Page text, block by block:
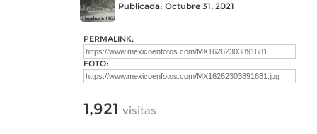
Publicada: Octubre 31, 2021
PERMALINK:
FOTO:
1,921 visitas